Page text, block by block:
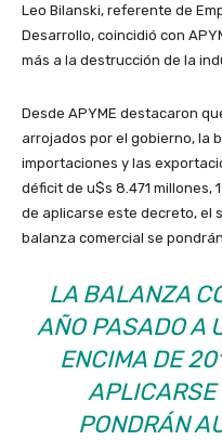
Leo Bilanski, referente de
Desarrollo, coincidió con
más a la destrucción de la
Desde APYME destacaron
arrojados por el gobierno, la
importaciones y las
déficit de u$s 8.471 millones,
de aplicarse este decreto, el
balanza comercial se
LA BALANZA
AÑO PASADO A
ENCIMA DE
APLICARSE
PONDRÁN